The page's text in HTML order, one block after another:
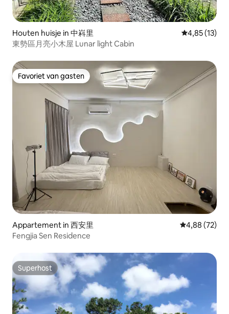
Houten huisje in 中嵙里 Gemiddelde
4,85 (13)
東勢區月亮小木屋 Lunar light Cabin
Favoriet van gasten
Favoriet van gasten
Appartement in 西安里 Gemiddelde
4,88 (72)
Fengjia Sen Residence
Superhost
Superhost